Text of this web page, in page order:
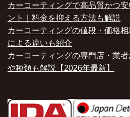
カーコーティングで高品質かつ
ント｜料金を抑える方法も解説
カーコーティングの値段・価格
による違いも紹介
カーコーティングの専門店・業
や種類も解説【2026年最新】